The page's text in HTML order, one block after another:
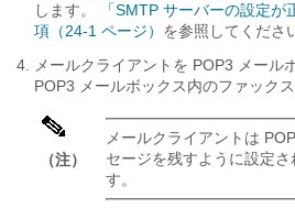
します。
「SMTP サーバーの設定
項（24-1 ページ） を参照してくださ
メールクライアントを POP3 メール
POP3 メールボックス内のファック
（注）
メールクライアントは
セージを残すように設定
す。